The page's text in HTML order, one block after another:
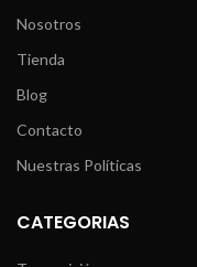
Nosotros
Tienda
Blog
Contacto
Nuestras Políticas
CATEGORIAS